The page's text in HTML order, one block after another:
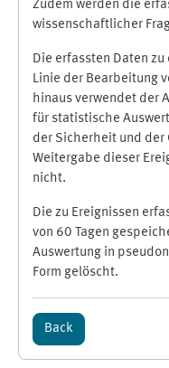
Zudem werden die
wissenschaftlicher
Die erfassten Daten
Linie der Bearbeitung
hinaus verwendet der
für statistische
der Sicherheit und der
Weitergabe dieser
nicht.
Die zu Ereignissen
von 60 Tagen
Auswertung in
Form gelöscht.
Back